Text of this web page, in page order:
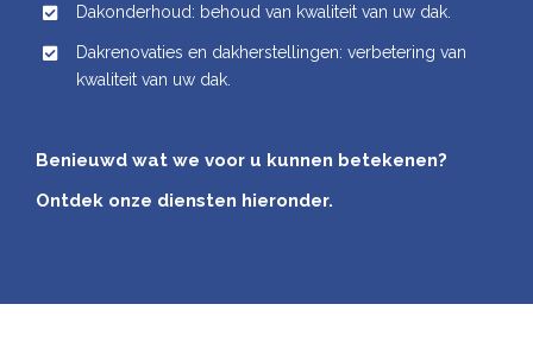
Dakonderhoud: behoud van kwaliteit van uw dak.
Dakrenovaties en dakherstellingen: verbetering van
kwaliteit van uw dak.
Benieuwd wat we voor u kunnen betekenen?
Ontdek onze diensten hieronder.